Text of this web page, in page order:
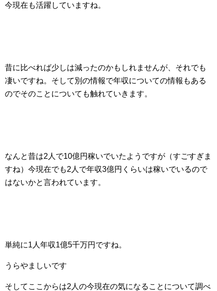
今現在も活躍していますね。
昔に比べれば少しは減ったのかもしれませんが、それでも
凄いですね。そして別の情報で年収についての情報もある
のでそのことについても触れていきます。
なんと昔は2人で10億円稼いでいたようですが（すごすぎま
すね）今現在でも2人で年収3億円くらいは稼いでいるので
はないかと言われています。
単純に1人年収1億5千万円ですね。
うらやましいです
そしてここからは2人の今現在の気になることについて調べ